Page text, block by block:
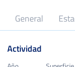
General
Edad
Actividad